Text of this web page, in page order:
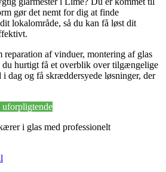
gør det nemt for dig at finde
lokalområde, så du kan få løst dit
reparation af vinduer, montering af glas
du hurtigt få et overblik over tilgængelige
dag og få skræddersyede løsninger, der